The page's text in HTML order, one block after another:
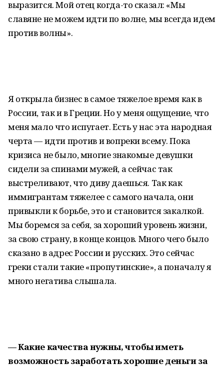
выразится. Мой отец когда-то сказал: «Мы
славяне не можем идти по волне, мы всегда идем
против волны».
Я открыла бизнес в самое тяжелое время как в
России, так и в Греции. Но у меня ощущение, что
меня мало что испугает. Есть у нас эта народная
черта — идти против и вопреки всему. Пока
кризиса не было, многие знакомые девушки
сидели за спинами мужей, а сейчас так
выстреливают, что диву даешься. Так как
иммигрантам тяжелее с самого начала, они
привыкли к борьбе, это и становится закалкой.
Мы боремся за себя, за хороший уровень жизни,
за свою страну, в конце концов. Много чего было
сказано в адрес России и русских. Это сейчас
греки стали такие «пропутинские», а поначалу я
много негатива слышала.
— Какие качества нужны, чтобы иметь
возможность заработать хорошие деньги за